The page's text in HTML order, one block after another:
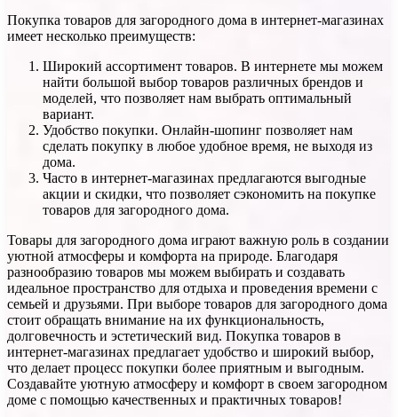
Покупка товаров для загородного дома в интернет-магазинах
имеет несколько преимуществ:
Широкий ассортимент товаров. В интернете мы можем
найти большой выбор товаров различных брендов и
моделей, что позволяет нам выбрать оптимальный
вариант.
Удобство покупки. Онлайн-шопинг позволяет нам
сделать покупку в любое удобное время, не выходя из
дома.
Часто в интернет-магазинах предлагаются выгодные
акции и скидки, что позволяет сэкономить на покупке
товаров для загородного дома.
Товары для загородного дома играют важную роль в создании
уютной атмосферы и комфорта на природе. Благодаря
разнообразию товаров мы можем выбирать и создавать
идеальное пространство для отдыха и проведения времени с
семьей и друзьями. При выборе товаров для загородного дома
стоит обращать внимание на их функциональность,
долговечность и эстетический вид. Покупка товаров в
интернет-магазинах предлагает удобство и широкий выбор,
что делает процесс покупки более приятным и выгодным.
Создавайте уютную атмосферу и комфорт в своем загородном
доме с помощью качественных и практичных товаров!